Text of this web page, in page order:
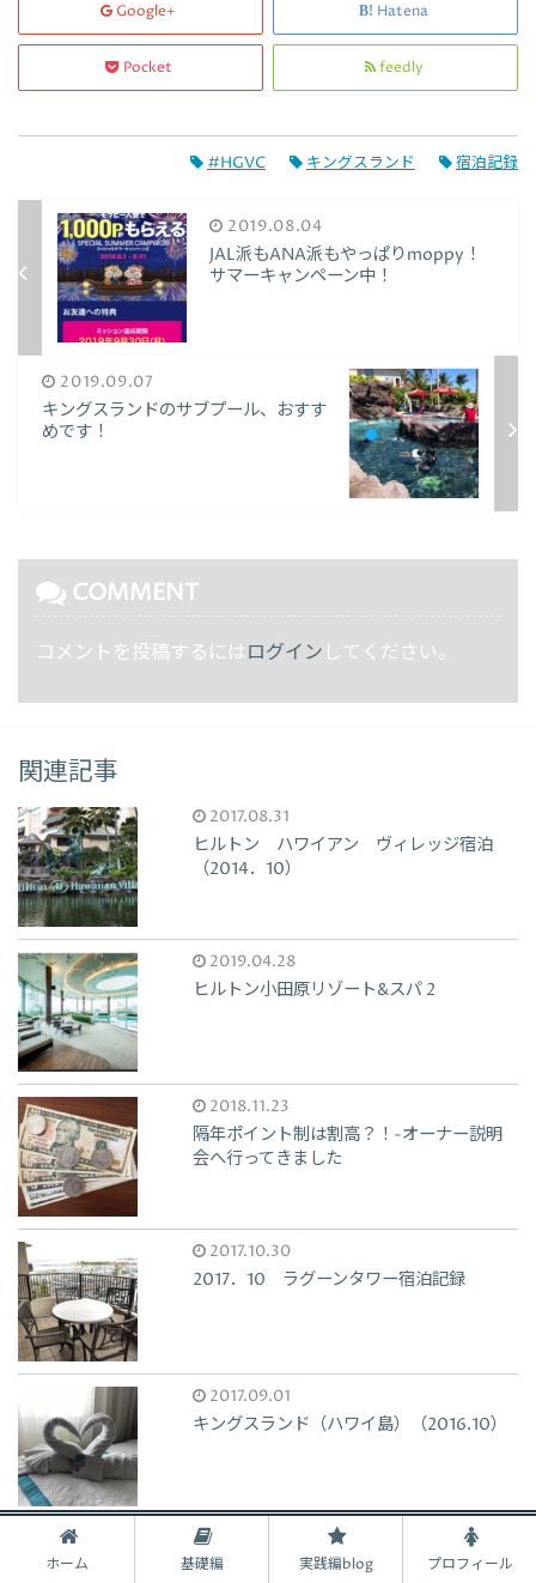
Google+ Hatena
Pocket feedly
#HGVC キングスランド 宿泊記録
2019.08.04
JAL派もANA派もやっぱりmoppy！
サマーキャンペーン中！
2019.09.07
キングスランドのサブプール、おすす
めです！
COMMENT
コメントを投稿するにはログイン してください。
関連記事
2017.08.31
ヒルトン ハワイアン ヴィレッジ宿泊
（2014．10）
2019.04.28
ヒルトン小田原リゾート&スパ 2
2018.11.23
隔年ポイント制は割高？！-オーナー説明
会へ行ってきました
2017.10.30
2017．10 ラグーンタワー宿泊記録
2017.09.01
キングスランド（ハワイ島）（2016.10）
2020.01.01
あけましておめでとうございます
ホーム 基礎編 実践編blog プロフィール